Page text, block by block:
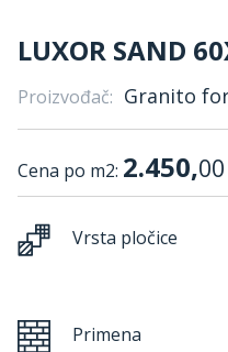
LUXOR SAND
Proizvođač: Granito
Cena po m2: 2.450,00
Vrsta pločice
Primena